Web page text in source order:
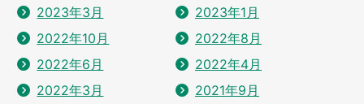
2023年3月
2023年1月
2022年10月
2022年8月
2022年6月
2022年4月
2022年3月
2021年9月